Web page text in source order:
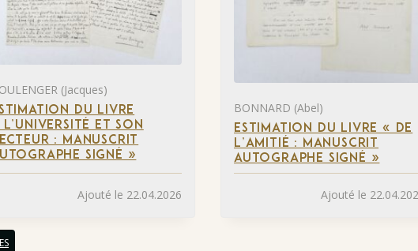
(Jacques)
DU LIVRE
ET SON
: MANUSCRIT
SIGNÉ »
Ajouté le 22.04.2026
BONNARD (Abel)
ESTIMATION DU LIVRE « DE
L’AMITIÉ : MANUSCRIT
AUTOGRAPHE SIGNÉ »
Ajouté le